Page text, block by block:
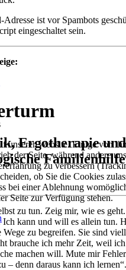
ist vor Spambots
eingeschaltet sein.
Ergotherapie und
zu tun. Zeig mir, wie es
kann und will es allein tun.
Wege zu begreifen. Sie sind
brauche ich mehr Zeit, weil ich
machen will. Mute mir
– denn daraus kann ich lernen“.
unserer Website. Einige von
der Seite, während andere
zu verbessern
ob Sie die Cookies
bei einer Ablehnung
Seite zur Verfügung stehen.